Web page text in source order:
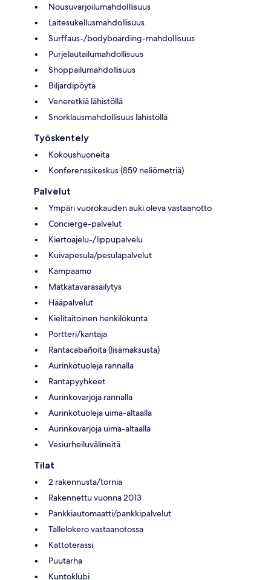
Nousuvarjoilumahdolllisuus
Laitesukellusmahdollisuus
Surffaus-/bodyboarding-mahdollisuus
Purjelautailumahdollisuus
Shoppailumahdollisuus
Biljardipöytä
Veneretkiä lähistöllä
Snorklausmahdollisuus lähistöllä
Työskentely
Kokoushuoneita
Konferenssikeskus (859 neliömetriä)
Palvelut
Ympäri vuorokauden auki oleva vastaanotto
Concierge-palvelut
Kiertoajelu-/lippupalvelu
Kuivapesula/pesulapalvelut
Kampaamo
Matkatavarasäilytys
Hääpalvelut
Kielitaitoinen henkilökunta
Portteri/kantaja
Rantacabañoita (lisämaksusta)
Aurinkotuoleja rannalla
Rantapyyhkeet
Aurinkovarjoja rannalla
Aurinkotuoleja uima-altaalla
Aurinkovarjoja uima-altaalla
Vesiurheiluvälineitä
Tilat
2 rakennusta/tornia
Rakennettu vuonna 2013
Pankkiautomaatti/pankkipalvelut
Tallelokero vastaanotossa
Kattoterassi
Puutarha
Kuntoklubi